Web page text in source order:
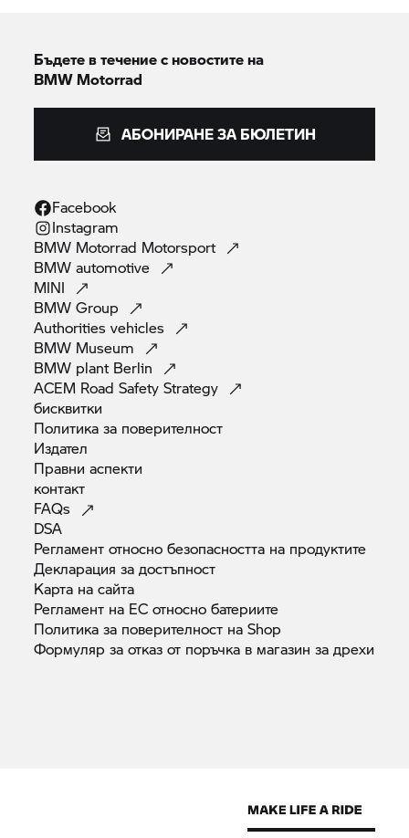
Бъдете в течение с новостите на
BMW Motorrad
АБОНИРАНЕ ЗА БЮЛЕТИН
Facebook
Instagram
BMW Motorrad Motorsport
BMWautomotive
MINI
BMWGroup
Authoritiesvehicles
BMW Museum
BMW plant Berlin
ACEM Road SafetyStrategy
бисквитки
Политика за поверителност
Издател
Правниаспекти
контакт
FAQs
DSA
Регламент относно безопасността на продуктите
Декларация задостъпност
Карта насайта
Регламент на ЕС относнобатериите
Политика за поверителност наShop
Формуляр за отказ от поръчка в магазин задрехи